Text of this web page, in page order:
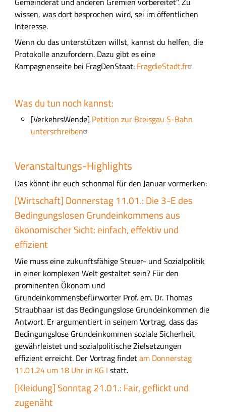
wissen, was dort besprochen wird, sei im öffentlichen
Interesse.
Wenn du das unterstützen willst, kannst du helfen, die
Protokolle anzufordern. Dazu gibt es eine
Kampagnenseite bei FragDenStaat: FragdieStadt.fr
Was du tun noch kannst:
[VerkehrsWende] Petition zur Breisgau S-Bahn
unterschreiben
Veranstaltungs-Highlights
Das könnt ihr euch schonmal für den Januar vormerken:
[Wirtschaft] Donnerstag 11.01.: Die 3-E des
Bedingungslosen Grundeinkommens aus
ökonomischer Sicht: einfach, effektiv und
effizient
Wie muss eine zukunftsfähige Steuer- und Sozialpolitik
in einer komplexen Welt gestaltet sein? Für den
prominenten Ökonom und
Grundeinkommensbefürworter Prof. em. Dr. Thomas
Straubhaar ist das Bedingungslose Grundeinkommen die
Antwort. Er argumentiert in seinem Vortrag, dass das
Bedingungslose Grundeinkommen soziale Sicherheit
gewährleistet und sozialpolitische Zielsetzungen
effizient erreicht. Der Vortrag findetam Donnerstag
11.01.24 um 18 Uhr in KG I statt.
[Kleidung] Sonntag 21.01.: Fair, geflickt und
zugenäht